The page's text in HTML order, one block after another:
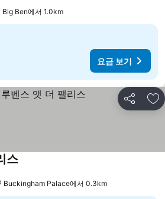
Big Ben에서 1.0km
요금 보기
공유 즐
스요금 보기
Buckingham Palace에서 0.3km